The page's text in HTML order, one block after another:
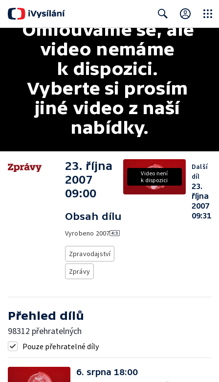
Search
Omlouváme se, ale
video nemáme
k dispozici.
Vyberte si prosím
jiné video z naší
nabídky.
23. října
2007
09:00
Obsah dílu
Vyrobeno 2007
Zpravodajství
Zprávy
Video není
k dispozici
Další
díl
23.
října
2007
09:31
Přehled dílů
98312 přehratelných
Pouze přehratelné díly
6. srpna 18:00